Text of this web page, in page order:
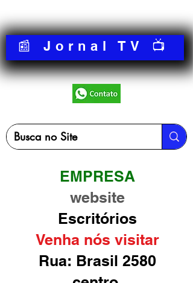
📰 Jornal TV 📺
EMPRESA
website
Escritórios
Venha nós visitar
Rua: Brasil 2580